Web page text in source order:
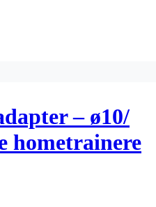
– ø10/
hometrainere